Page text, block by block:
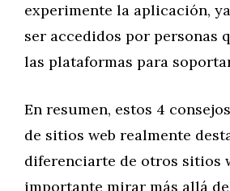
experimente la aplicación,
ser accedidos por personas
las plataformas para
En resumen, estos 4
de sitios web realmente
diferenciarte de otros sitios
importante mirar más allá